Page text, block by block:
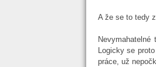
A že se to tedy
Logicky se
práce, už